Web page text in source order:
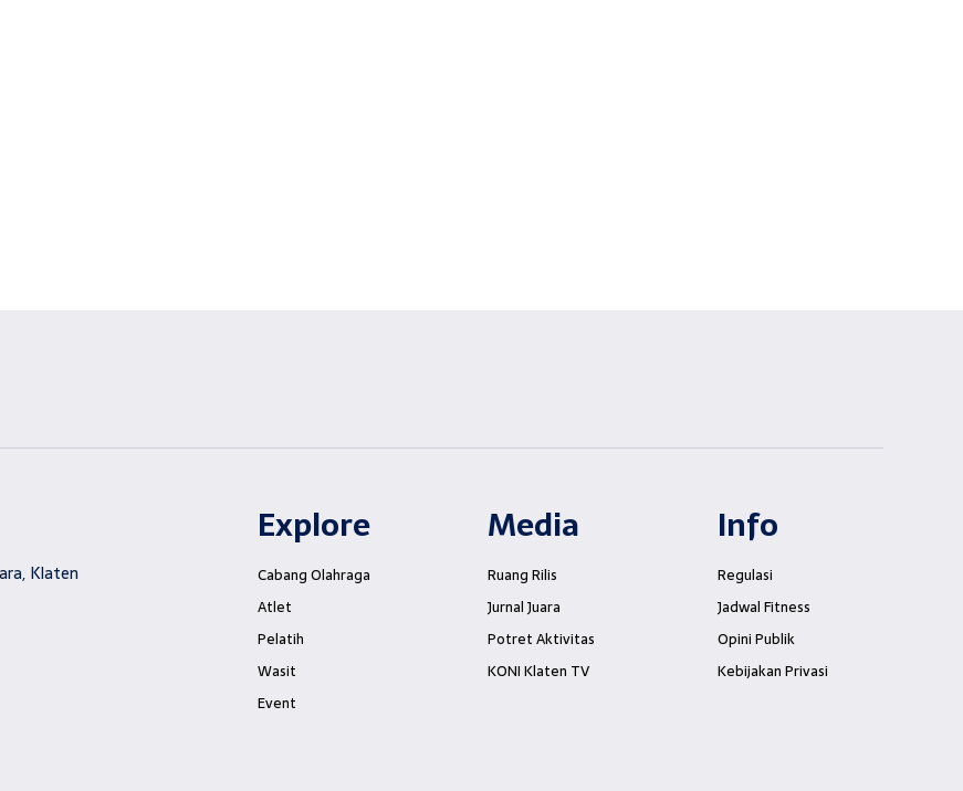
Klaten
Explore
Cabang Olahraga
Atlet
Pelatih
Wasit
Event
Media
Ruang Rilis
Jurnal Juara
Potret Aktivitas
KONI Klaten TV
Info
Regulasi
Jadwal Fitness
Opini Publik
Kebijakan Privasi